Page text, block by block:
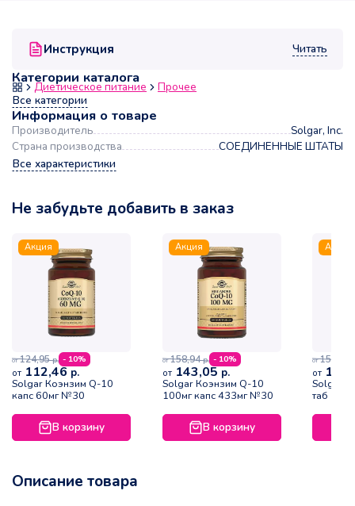
Инструкция Читать
Категории каталога
Диетическое питание
Прочее
Все категории
Информация о товаре
Производитель
Solgar, Inc.
Страна производства
СОЕДИНЕННЫЕ ШТАТЫ
Все характеристики
Не забудьте добавить в заказ
Акция
от 124,95р. - 10%
от 112,46 р.
Solgar Коэнзим Q-10
капс 60мг №30
В корзину
Акция
от 158,94р. - 10%
от 143,05 р.
Solgar Коэнзим Q-10
100мг капс 433мг №30
В корзину
Акция
от 157,66
от
Solgar
таб
Описание товара